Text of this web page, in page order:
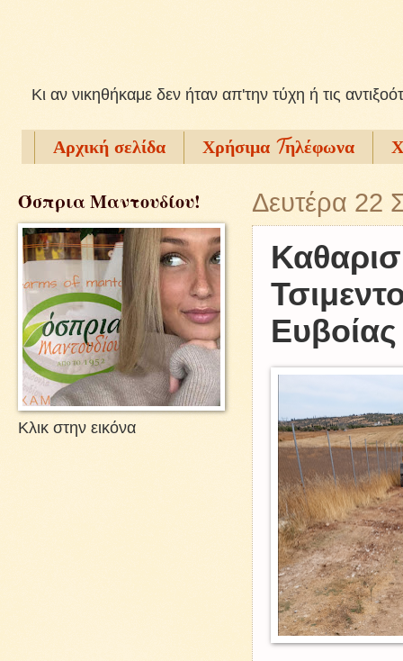
Kι αν νικηθήκαμε δεν ήταν απ'την τύχη ή τις
Αρχική σελίδα Χρήσιμα Tηλέφωνα
Δευτέρα 22
Ευβοίας
Όσπρια Μαντουδίου!
Κλικ στην εικόνα